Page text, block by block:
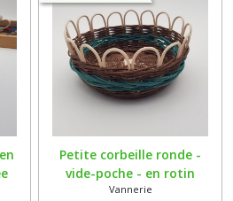
Petite corbeille ronde -
vide-poche - en rotin
naturel écru et marron
Vannerie